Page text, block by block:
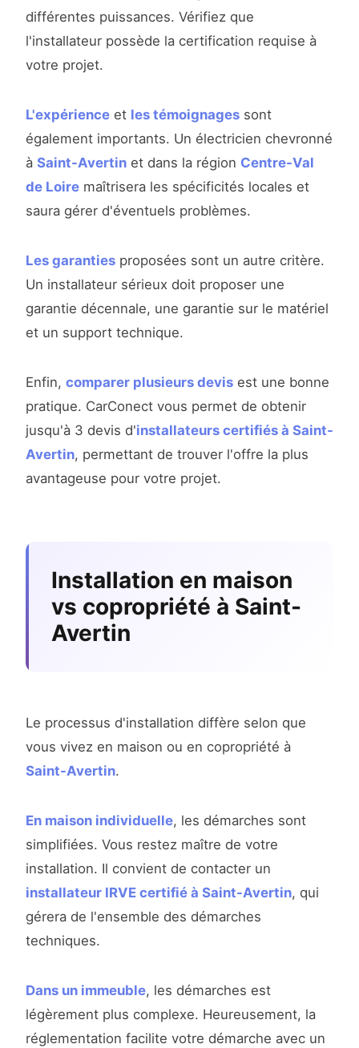
différentes puissances. Vérifiez que
l'installateur possède la certification requise à
votre projet.
L'expérience et les témoignages sont
également importants. Un électricien chevronné
à Saint-Avertin et dans la région Centre-Val
de Loire maîtrisera les spécificités locales et
saura gérer d'éventuels problèmes.
Les garanties proposées sont un autre critère.
Un installateur sérieux doit proposer une
garantie décennale, une garantie sur le matériel
et un support technique.
Enfin, comparer plusieurs devis est une bonne
pratique. CarConect vous permet de obtenir
jusqu'à 3 devis d'installateurs certifiés à Saint-
Avertin, permettant de trouver l'offre la plus
avantageuse pour votre projet.
Installation en maison
vs copropriété à Saint-
Avertin
Le processus d'installation diffère selon que
vous vivez en maison ou en copropriété à
Saint-Avertin.
En maison individuelle, les démarches sont
simplifiées. Vous restez maître de votre
installation. Il convient de contacter un
installateur IRVE certifié à Saint-Avertin, qui
gérera de l'ensemble des démarches
techniques.
Dans un immeuble, les démarches est
légèrement plus complexe. Heureusement, la
réglementation facilite votre démarche avec un